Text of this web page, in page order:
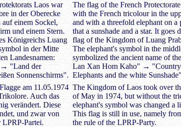
Laos war
in der Oberecke
einem Sockel,
und einem Stern.
Königreichs Luang
in der Mitte
Landesnamen:
"Land der
Sonnenschirms".
The flag of the French
with the French tricolour in the
and with a threefold elephant on a
that a sunshade and a star. It goes
flag of the Kingdom of Luang
The elephant's symbol in the
symbolized the ancient name of
Lan Xan Hom Kaho" →
Elephants and the white
am 11.05.1974
Auch das
verändert. Diese
und zwar von
LPRP-Partei.
The Kingdom of Laos took over
of May in 1974, but without the
elephant's symbol was changed a
This flag is still in use, namely
the rule of the LPRP-Party.